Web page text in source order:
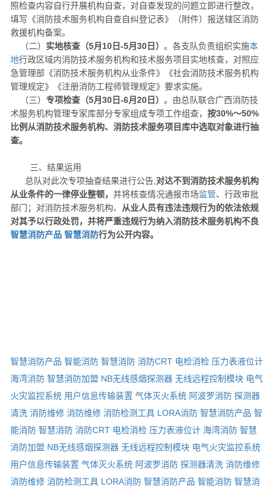
照检查内容自行开展机构自查，对自查发现的问题立即进行整改，
填写《消防技术服务机构自查自纠登记表》（附件）报送辖区消防
救援机构备案。
（二） 实地核查（5月10日-5月30日） 。各支队负责组织实施本
地行政区域内消防技术服务机构和技术服务项目实地核查，对照应
急管理部《消防技术服务机构从业条件》《社会消防技术服务机构
管理规定》《注册消防工程师管理规定》要求实施。
（三） 专项检查（5月30日-6月20日） 。由总队联合广西消防技
术服务机构管理专家库部分专家组成专项工作组查， 按30%～50%
比例从消防技术服务机构、消防技术服务项目库中选取对象进行抽
查。
三、结果运用
总队对此次专项抽查结果进行公告, 对达不到消防技术服务机构
从业条件的一律停业整顿， 并将核查情况通报市场监管、行政审批
部门；对消防技术服务机构、 从业人员有违法违规行为的依法依规
对其予以行政处罚，并将严重违规行为纳入消防技术服务机构不良
智慧消防产品 智慧消防行为公开内容。
智慧消防产品 智能消防 智慧消防 消防CRT 电检消检 压力表液位计
海湾消防 智慧消防加盟 NB无线感烟探测器 无线远程控制模块 电气
火灾监控系统 用户信息传输装置 气体灭火系统 阿波罗消防 探测器
清洗 消防维修 消防维修 消防检测工具 LORA消防 智慧消防产品 智
能消防 智慧消防 消防CRT 电检消检 压力表液位计 海湾消防 智慧
消防加盟 NB无线感烟探测器 无线远程控制模块 电气火灾监控系统
用户信息传输装置 气体灭火系统 阿波罗消防 探测器清洗 消防维修
消防维修 消防检测工具 LORA消防 智慧消防产品 智能消防 智慧消